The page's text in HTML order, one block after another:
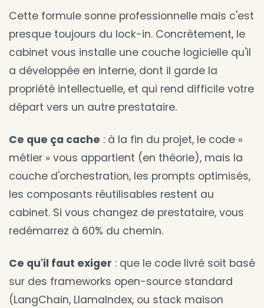
Cette formule sonne professionnelle mais c'est
presque toujours du lock-in. Concrètement, le
cabinet vous installe une couche logicielle qu'il
a développée en interne, dont il garde la
propriété intellectuelle, et qui rend difficile votre
départ vers un autre prestataire.
Ce que ça cache : à la fin du projet, le code «
métier » vous appartient (en théorie), mais la
couche d'orchestration, les prompts optimisés,
les composants réutilisables restent au
cabinet. Si vous changez de prestataire, vous
redémarrez à 60% du chemin.
Ce qu'il faut exiger : que le code livré soit basé
sur des frameworks open-source standard
(LangChain, LlamaIndex, ou stack maison